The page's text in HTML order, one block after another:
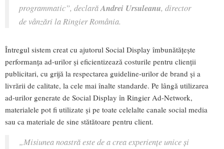
programmatic”, declarăAndrei Ursuleanu, director
de vânzări la Ringier România.
Întregul sistem creat cu ajutorul Social Display îmbunătățește
performanța ad-urilor și eficientizează costurile pentru clienții
publicitari, cu grijă la respectarea guideline-urilor de brand și a
livrării de calitate, la cele mai înalte standarde. Pe lângă utilizarea
ad-urilor generate de Social Display în Ringier Ad-Network,
materialele pot fi utilizate și pe toate celelalte canale social media
sau ca materiale de sine stătătoare pentru client.
„Misiunea noastră este de a crea experiențe unice și